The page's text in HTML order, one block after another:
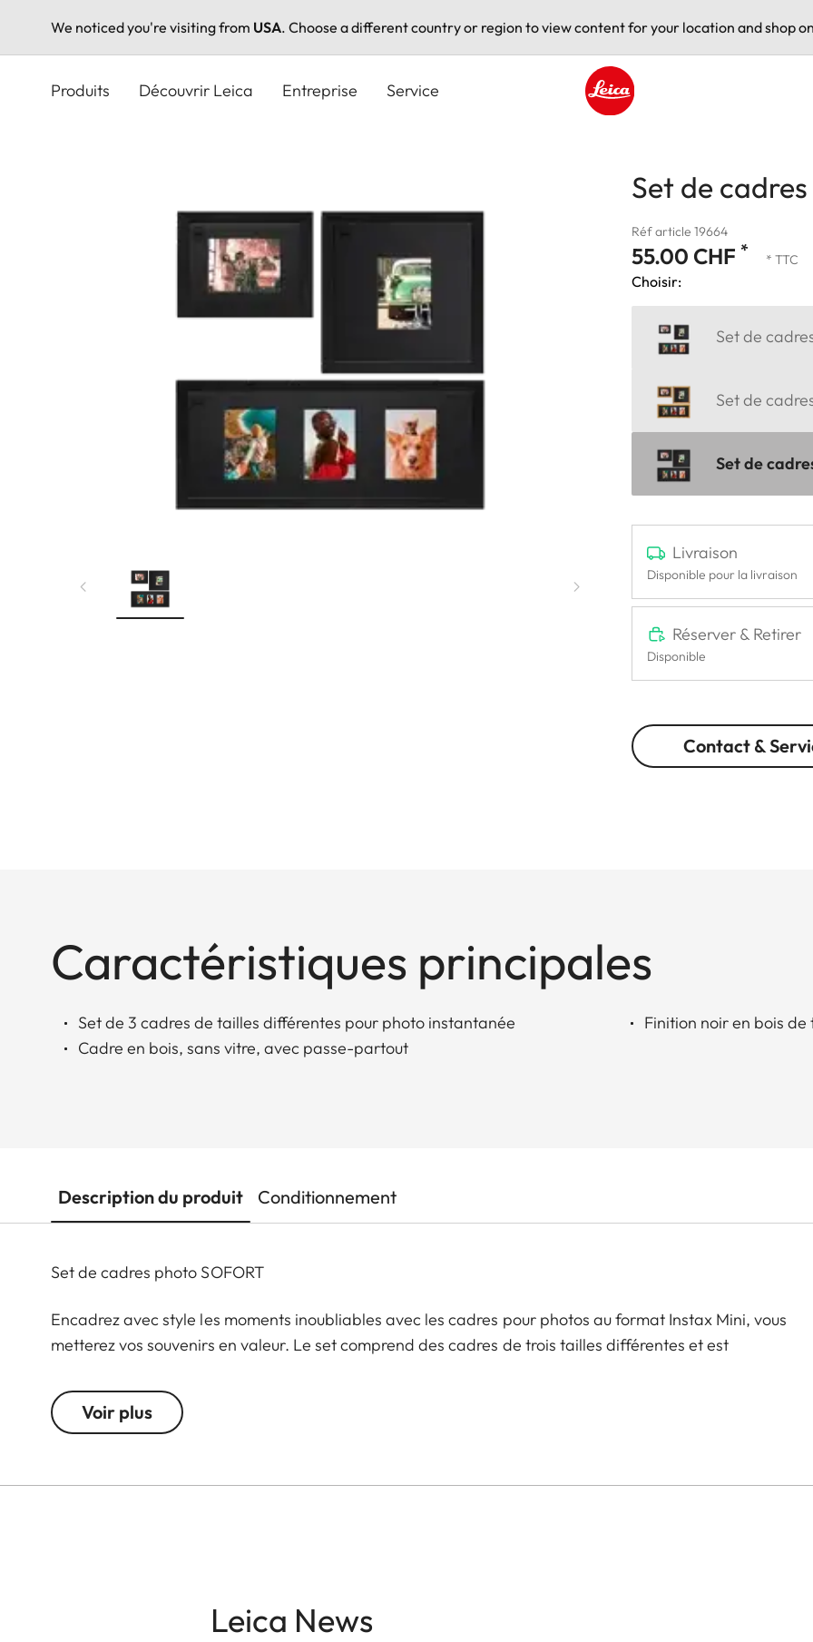
We noticed you're visiting from USA. Choose a different country or region to view content for your location and shop
Produits Découvrir Leica Entreprise Service
Set de
Réf article 19664
55.00 CHF * * TTC
Choisir:
Set de
Set de
Set de
Livraison
Disponible pour la livraison
Réserver & Retirer
Disponible
Contact &
Caractéristiques principales
Set de 3 cadres de tailles différentes pour photo instantanée
Cadre en bois, sans vitre, avec passe-partout
Finition noir en bois de
Description du produit Conditionnement
Set de cadres photo SOFORT
Encadrez avec style les moments inoubliables avec les cadres pour photos au format Instax Mini, vous
metterez vos souvenirs en valeur. Le set comprend des cadres de trois tailles différentes et est
passe-partout ornés d'un subtil logo Leica.
Voir plus
Leica News